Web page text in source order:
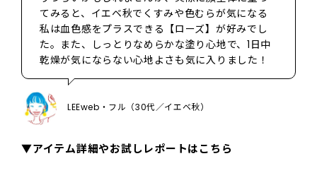
てみると、イエベ秋でくすみや色むらが気になる
私は血色感をプラスできる【ローズ】が好みでし
た。また、しっとりなめらかな塗り心地で、1日中
乾燥が気にならない心地よさも気に入りました！
LEEweb・フル（30代／イエベ秋）
▼アイテム詳細やお試しレポートはこちら